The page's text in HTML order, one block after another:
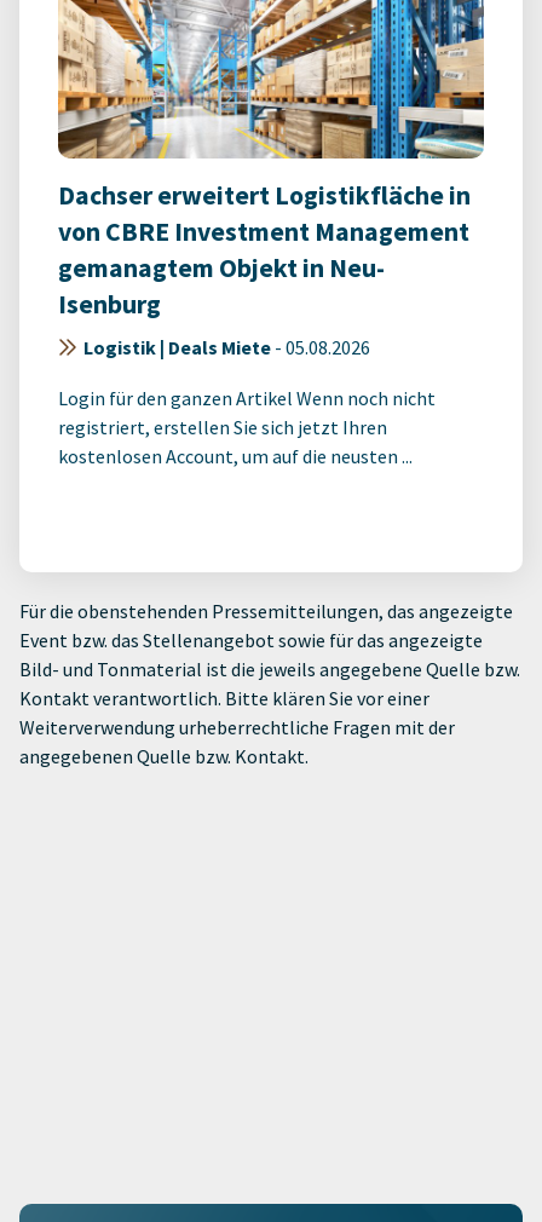
Dachser erweitert Logistikfläche in
von CBRE Investment Management
gemanagtem Objekt in Neu-
Isenburg
Logistik | Deals Miete - 05.08.2026
Login für den ganzen Artikel Wenn noch nicht
registriert, erstellen Sie sich jetzt Ihren
kostenlosen Account, um auf die neusten ...
Für die obenstehenden Pressemitteilungen, das angezeigte
Event bzw. das Stellenangebot sowie für das angezeigte
Bild- und Tonmaterial ist die jeweils angegebene Quelle bzw.
Kontakt verantwortlich. Bitte klären Sie vor einer
Weiterverwendung urheberrechtliche Fragen mit der
angegebenen Quelle bzw. Kontakt.